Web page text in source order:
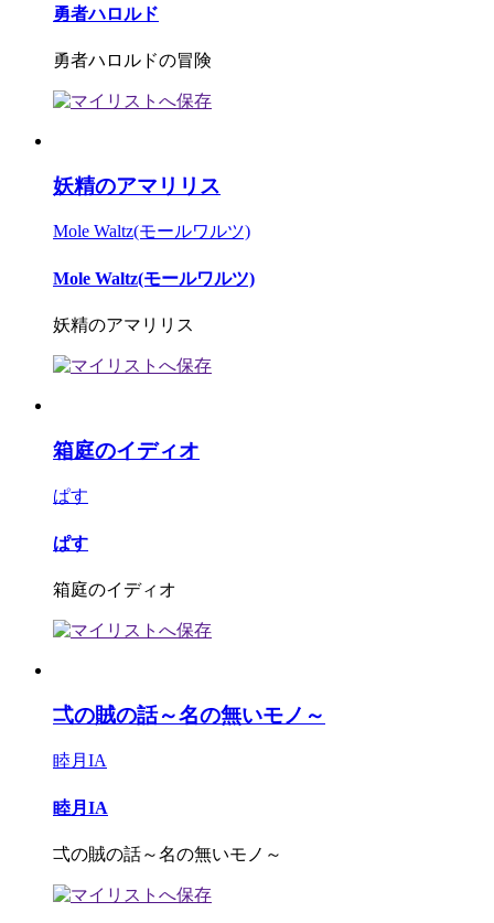
勇者ハロルド
勇者ハロルドの冒険
妖精のアマリリス
Mole Waltz(モールワルツ)
Mole Waltz(モールワルツ)
妖精のアマリリス
箱庭のイディオ
ぱす
ぱす
箱庭のイディオ
弌の賊の話～名の無いモノ～
睦月IA
睦月IA
弌の賊の話～名の無いモノ～